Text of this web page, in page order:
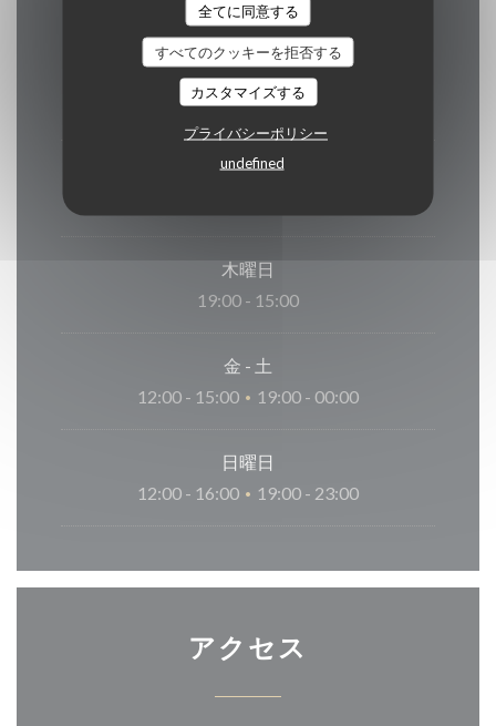
全てに同意する
すべてのクッキーを拒否する
カスタマイズする
プライバシーポリシー
undefined
月曜日
閉じています
火-水
木曜日
19:00 - 15:00
金 - 土
12:00 - 15:00 • 19:00 - 00:00
日曜日
12:00 - 16:00 • 19:00 - 23:00
アクセス